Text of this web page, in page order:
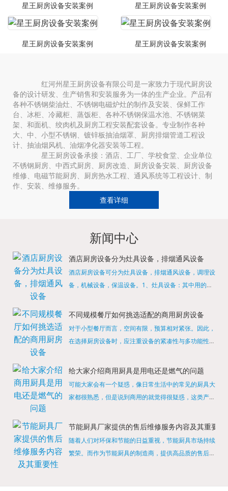
星王厨房设备安装案例 星王厨房设备安装案例
星王厨房设备安装案例 星王厨房设备安装案例
红河州星王厨房设备有限公司是一家致力于现代厨房设
备的设计研发、生产销售和安装服务为一体的生产企业。产品有
各种不锈钢柴油灶、不锈钢电磁炉灶的制作及安装、保鲜工作
台、冰柜、冷藏柜、蒸饭柜、各种不锈钢保温水池、不锈钢菜
架、和面机、绞肉机及厨房工程安装配套设备。专业制作各种
大、中、小型不锈钢、镀锌板抽油烟罩、厨房排烟管道工程设
计、抽油烟风机、油烟净化器安装等工程。
星王厨房设备承接：酒店、工厂、学校食堂、企业单位
不锈钢厨房、中西式厨房、厨房改造、厨房设备安装、厨房设备
维修、电磁节能厨房、厨房热水工程、通风系统等工程设计、制
作、安装、维修服务。
查看详细
新闻中心
酒店厨房设备分为灶具设备，排烟通风设备
酒店厨房设备可分为灶具设备，排烟通风设备，调理设
备，机械设备，保温设备。1、灶具设备：其中用的较
缺少的，经过相关检测证明的合格设备才能进行使用，
不同规模餐厅如何挑选适配的商用厨房设备
对于小型餐厅而言，空间有限，预算相对紧张。因此，
在选择厨房设备时，应注重设备的紧凑性与多功能性。
烹饪设备，既能节省空间，又能满足多样化的烹饪需
给大家介绍商用厨具是用电还是燃气的问题
可能大家会有一个疑惑，像日常生活中的常见的厨具大
家都很熟悉，但是说到商用的就觉得很疑惑，这类产品
店用的就是商用的吗?还真别说，真被大家猜对了，这
节能厨具厂家提供的售后维修服务内容及其重要性
随着人们对环保和节能的日益重视，节能厨具市场持续
繁荣。而作为节能厨具的制造商，提供高品质的售后维